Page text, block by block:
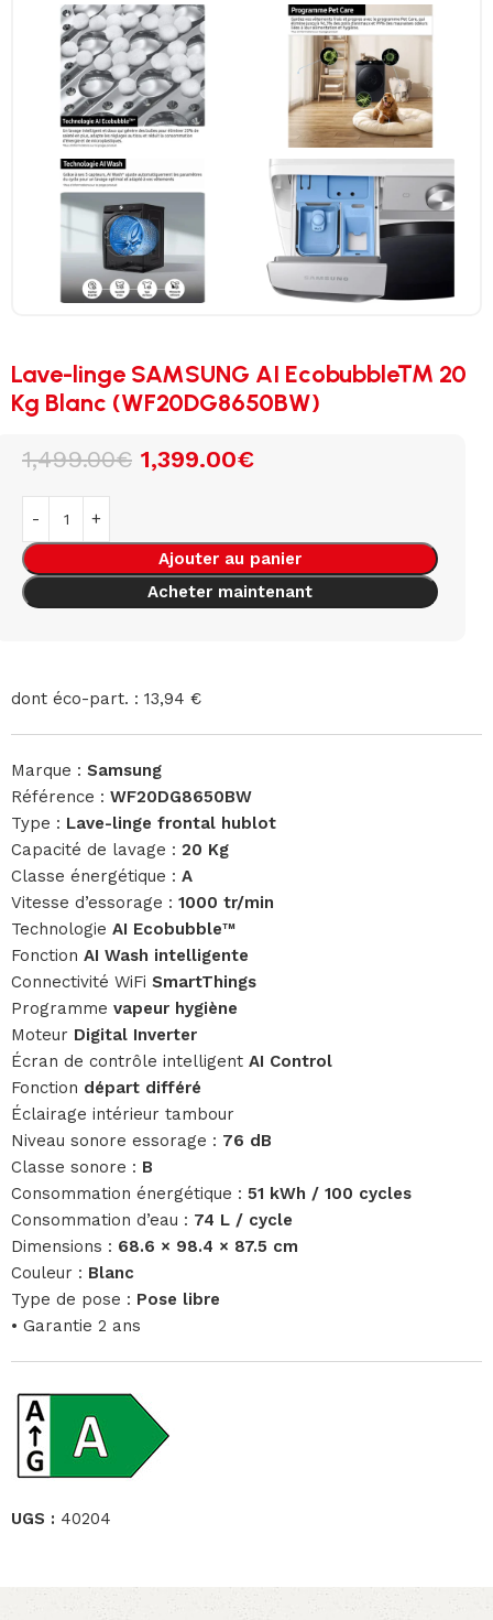
Lave-linge SAMSUNG AI Ecobubble™ 20
Kg Blanc (WF20DG8650BW)
1,499.00€ 1,399.00€
Ajouter au panier
Acheter maintenant
dont éco-part. : 13,94 €
Marque : Samsung
Référence : WF20DG8650BW
Type : Lave-linge frontal hublot
Capacité de lavage : 20 Kg
Classe énergétique : A
Vitesse d’essorage : 1000 tr/min
Technologie AI Ecobubble™
Fonction AI Wash intelligente
Connectivité WiFi SmartThings
Programme vapeur hygiène
Moteur Digital Inverter
Écran de contrôle intelligent AI Control
Fonction départ différé
Éclairage intérieur tambour
Niveau sonore essorage : 76 dB
Classe sonore : B
Consommation énergétique : 51 kWh / 100 cycles
Consommation d’eau : 74 L / cycle
Dimensions : 68.6 × 98.4 × 87.5 cm
Couleur : Blanc
Type de pose : Pose libre
• Garantie 2 ans
UGS : 40204